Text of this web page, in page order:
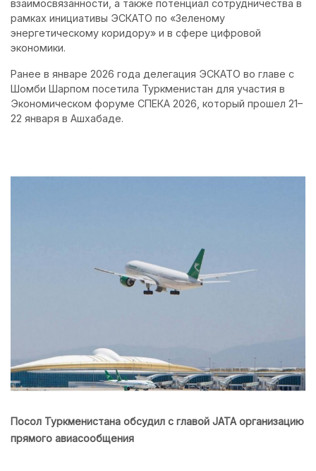
взаимосвязанности, а также потенциал сотрудничества в
рамках инициативы ЭСКАТО по «Зеленому
энергетическому коридору» и в сфере цифровой
экономики.
Ранее в январе 2026 года делегация ЭСКАТО во главе с
Шомби Шарпом посетила Туркменистан для участия в
Экономическом форуме СПЕКА 2026, который прошел 21–
22 января в Ашхабаде.
Посол Туркменистана обсудил с главой JATA организацию
прямого авиасообщения